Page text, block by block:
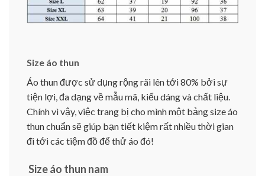
Size áo thun
Áo thun được sử dụng rộng rãi lên tới 80% bởi sự
tiện lợi, đa dạng về mẫu mã, kiểu dáng và chất liệu.
Chính vì vậy, việc trang bị cho mình một bảng size áo
thun chuẩn sẽ giúp bạn tiết kiệm rất nhiều thời gian
đi tới các tiệm đồ để thử áo đó!
Size áo thun nam